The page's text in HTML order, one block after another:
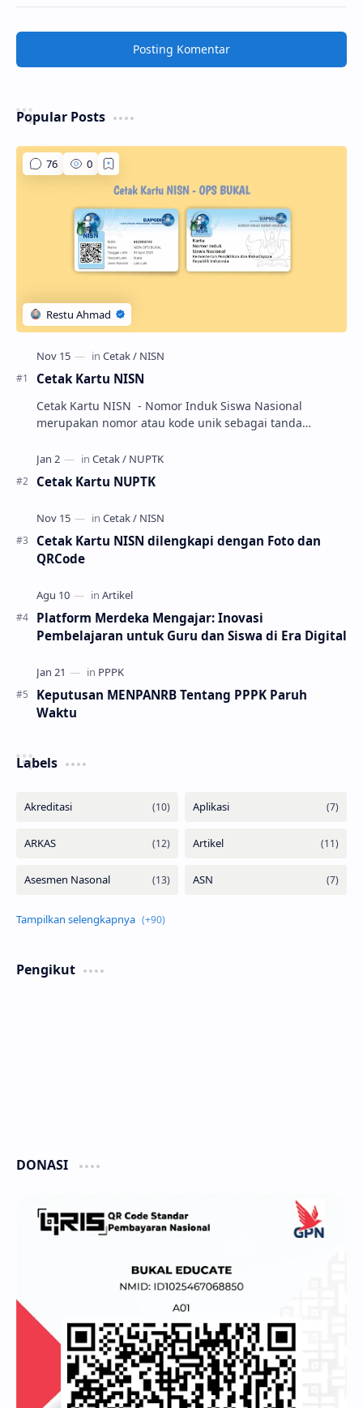
Posting Komentar
Popular Posts
Cetak Kartu NISN
Cetak Kartu NISN - Nomor Induk Siswa Nasional
merupakan nomor atau kode unik sebagai tanda
Cetak Kartu NUPTK
Cetak Kartu NISN dilengkapi dengan Foto dan
QRCode
Platform Merdeka Mengajar: Inovasi
Pembelajaran untuk Guru dan Siswa di Era Digital
Keputusan MENPANRB Tentang PPPK Paruh
Waktu
Labels
Pengikut
DONASI